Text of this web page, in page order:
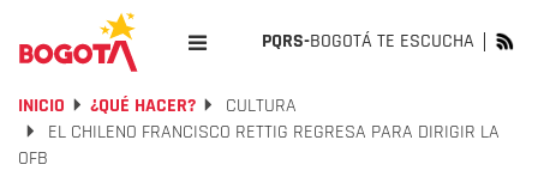
PQRS-BOGOTÁ TE ESCUCHA
INICIO ¿QUÉ HACER?
CULTURA
EL CHILENO FRANCISCO RETTIG REGRESA PARA DIRIGIR LA
OFB